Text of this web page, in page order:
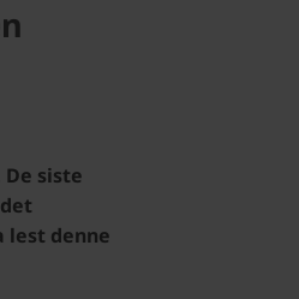
siste
lest denne